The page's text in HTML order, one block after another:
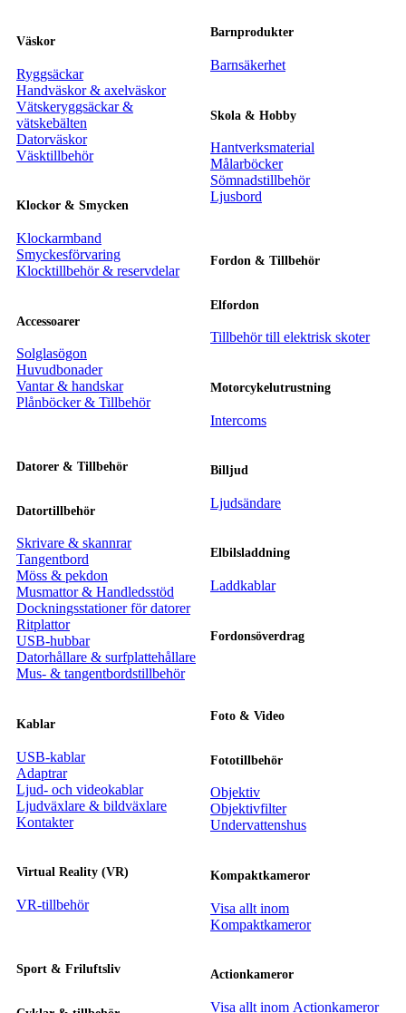
Väskor
Ryggsäckar
Handväskor & axelväskor
Vätskeryggsäckar &
vätskebälten
Datorväskor
Väsktillbehör
Klockor & Smycken
Klockarmband
Smyckesförvaring
Klocktillbehör & reservdelar
Accessoarer
Solglasögon
Huvudbonader
Vantar & handskar
Plånböcker & Tillbehör
Datorer & Tillbehör
Datortillbehör
Skrivare & skannrar
Tangentbord
Möss & pekdon
Musmattor & Handledsstöd
Dockningsstationer för datorer
Ritplattor
USB-hubbar
Datorhållare & surfplattehållare
Mus- & tangentbordstillbehör
Kablar
USB-kablar
Adaptrar
Ljud- och videokablar
Ljudväxlare & bildväxlare
Kontakter
Virtual Reality (VR)
VR-tillbehör
Sport & Friluftsliv
Barnprodukter
Barnsäkerhet
Skola & Hobby
Hantverksmaterial
Målarböcker
Sömnadstillbehör
Ljusbord
Fordon & Tillbehör
Elfordon
Tillbehör till elektrisk skoter
Motorcykelutrustning
Intercoms
Billjud
Ljudsändare
Elbilsladdning
Laddkablar
Fordonsöverdrag
Foto & Video
Fototillbehör
Objektiv
Objektivfilter
Undervattenshus
Kompaktkameror
Visa allt inom
Kompaktkameror
Actionkameror
Visa allt inom Actionkameror